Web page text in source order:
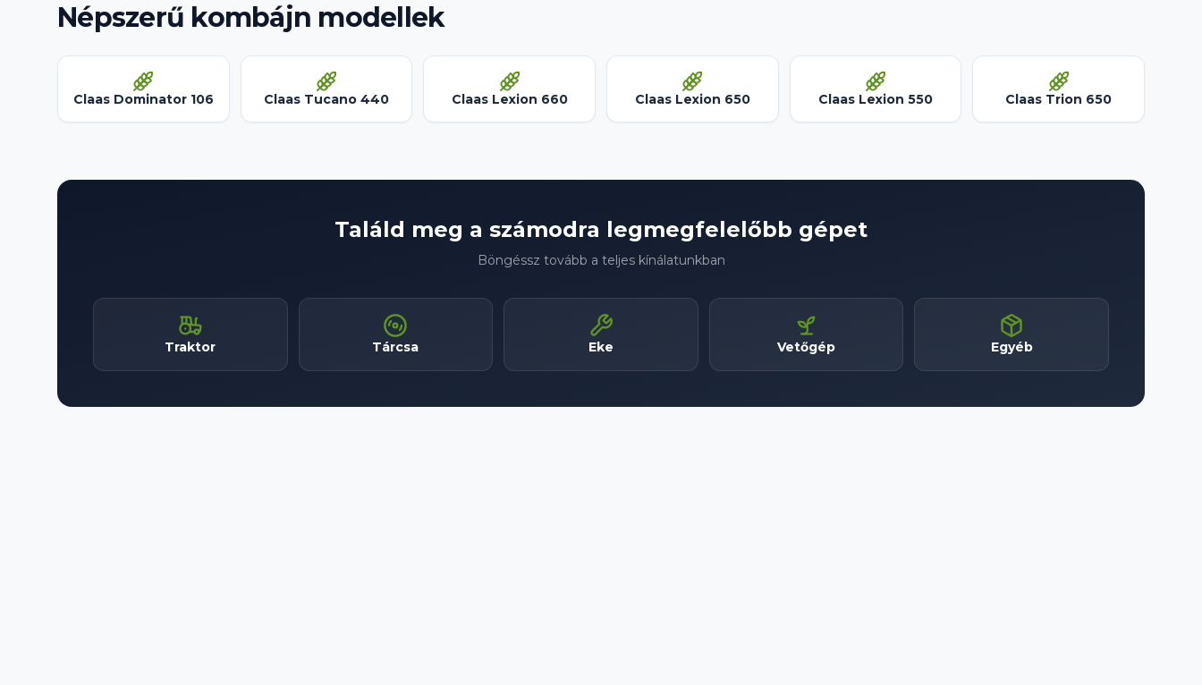
Népszerű kombájn modellek
Claas Dominator 106 Claas Tucano 440 Claas Lexion 660 Claas Lexion 650 Claas Lexion 550 Claas Trion 650
Találd meg a számodra legmegfelelőbb gépet
Böngéssz tovább a teljes kínálatunkban
Traktor Tárcsa Eke Vetőgép Egyéb